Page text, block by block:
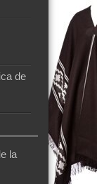
de
la